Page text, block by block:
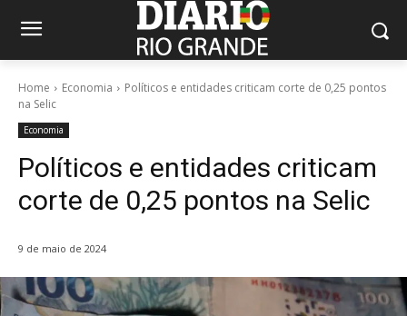
Home Economia
Políticos e entidades criticam corte de 0,25 pontos
na Selic
Economia
Políticos e entidades criticam
corte de 0,25 pontos na Selic
9 de maio de 2024